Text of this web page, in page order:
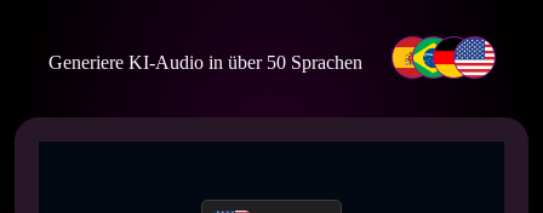
Generiere KI-Audio in über 50 Sprachen